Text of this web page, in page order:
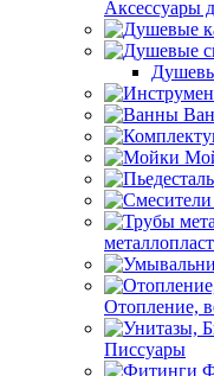
Аксессуары
Отопление,
Писсуары